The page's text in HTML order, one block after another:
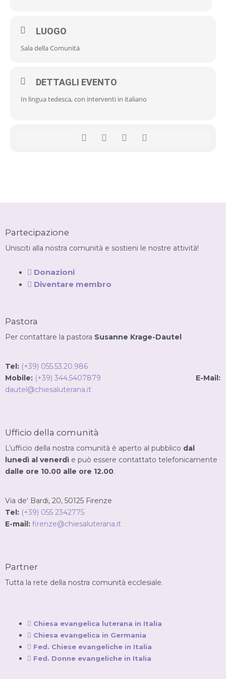
LUOGO
Sala della Comunitä
DETTAGLI EVENTO
In lingua tedesca, con interventi in italiano
Partecipazione
Unisciti alla nostra comunità e sostieni le nostre attività!
Donazioni
Diventare membro
Pastora
Per contattare la pastora Susanne Krage-Dautel
Tel: (+39) 055.53.20.986
Mobile: (+39) 344.5407879 E-Mail:
dautel@chiesaluterana.it
Ufficio della comunità
L’ufficio della nostra comunità è aperto al pubblico dal
lunedì al venerdì e può essere contattato telefonicamente
dalle ore 10.00 alle ore 12.00.
Via de‘ Bardi, 20, 50125 Firenze
Tel: (+39) 055 2342775
E-mail: firenze@chiesaluterana.it
Partner
Tutta la rete della nostra comunità ecclesiale.
Chiesa evangelica luterana in Italia
Chiesa evangelica in Germania
Fed. Chiese evangeliche in Italia
Fed. Donne evangeliche in Italia